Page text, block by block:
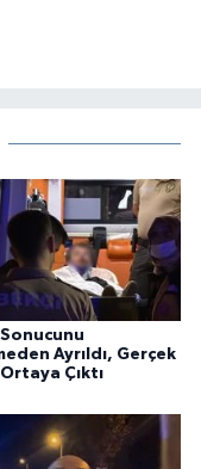
Ayrıldı, Gerçek
Çıktı